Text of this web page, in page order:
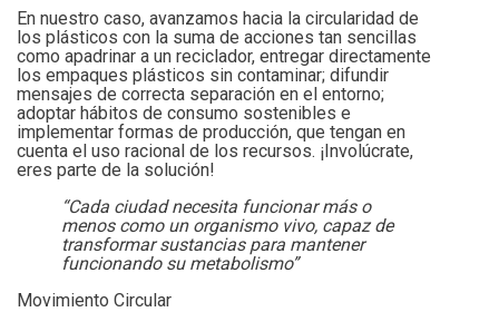
En nuestro caso, avanzamos hacia la circularidad de
los plásticos con la suma de acciones tan sencillas
como apadrinar a un reciclador, entregar directamente
los empaques plásticos sin contaminar; difundir
mensajes de correcta separación en el entorno;
adoptar hábitos de consumo sostenibles e
implementar formas de producción, que tengan en
cuenta el uso racional de los recursos. ¡Involúcrate,
eres parte de la solución!
“Cada ciudad necesita funcionar más o
menos como un organismo vivo, capaz de
transformar sustancias para mantener
funcionando su metabolismo”
Movimiento Circular